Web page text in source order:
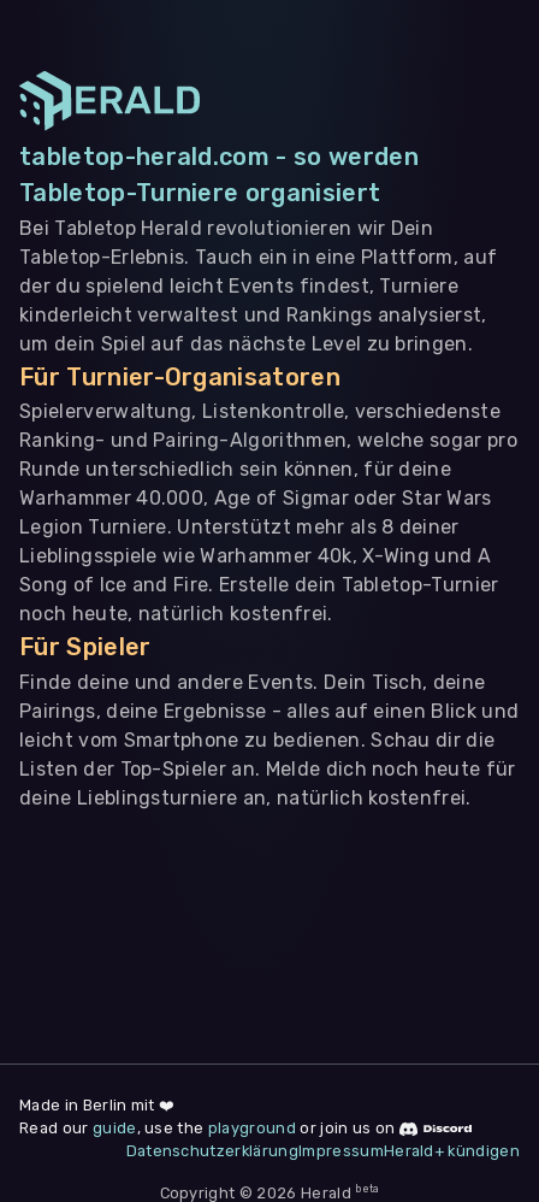
tabletop-herald.com - so werden
Tabletop-Turniere organisiert
Bei Tabletop Herald revolutionieren wir Dein
Tabletop-Erlebnis. Tauch ein in eine Plattform, auf
der du spielend leicht Events findest, Turniere
kinderleicht verwaltest und Rankings analysierst,
um dein Spiel auf das nächste Level zu bringen.
Für Turnier-Organisatoren
Spielerverwaltung, Listenkontrolle, verschiedenste
Ranking- und Pairing-Algorithmen, welche sogar pro
Runde unterschiedlich sein können, für deine
Warhammer 40.000, Age of Sigmar oder Star Wars
Legion Turniere. Unterstützt mehr als 8 deiner
Lieblingsspiele wie Warhammer 40k, X-Wing und A
Song of Ice and Fire. Erstelle dein Tabletop-Turnier
noch heute, natürlich kostenfrei.
Für Spieler
Finde deine und andere Events. Dein Tisch, deine
Pairings, deine Ergebnisse - alles auf einen Blick und
leicht vom Smartphone zu bedienen. Schau dir die
Listen der Top-Spieler an. Melde dich noch heute für
deine Lieblingsturniere an, natürlich kostenfrei.
deine Zustimmung jederzeit unter "
am Seitenende widerrufen.
Nur notwendige
Made in Berlin mit ❤️
Read our guide , use the playground or join us on
DatenschutzerklärungImpressumHerald+ kündigen
Copyright © 2026 Herald beta